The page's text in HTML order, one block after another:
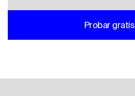
Probar gratis